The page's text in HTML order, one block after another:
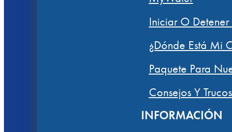
Iniciar O
¿Dónde Está Mi
Paquete Para
Consejos Y
INFORMACIÓN